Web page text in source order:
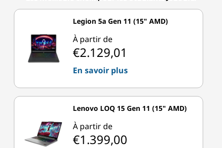
Legion 5a Gen 11 (15" AMD)
À partir de
€2.129,01
En savoir plus
Lenovo LOQ 15 Gen 11 (15" AMD)
À partir de
€1.399,00